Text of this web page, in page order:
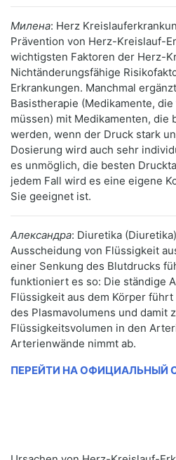
Милена: Herz
Prävention von Herz-Kreislauf-
wichtigsten Faktoren der Herz-
Nichtänderungsfähige
Erkrankungen. Manchmal
Basistherapie (Medikamente,
müssen) mit Medikamenten, die
werden, wenn der Druck stark
Dosierung wird auch sehr
es unmöglich, die besten
jedem Fall wird es eine eigene
Sie geeignet ist.
Александра: Diuretika
Ausscheidung von Flüssigkeit
einer Senkung des Blutdrucks
funktioniert es so: Die ständige
Flüssigkeit aus dem Körper
des Plasmavolumens und damit
Flüssigkeitsvolumen in den
Arterienwände nimmt ab.
ПЕРЕЙТИ НА ОФИЦИАЛЬНЫЙ